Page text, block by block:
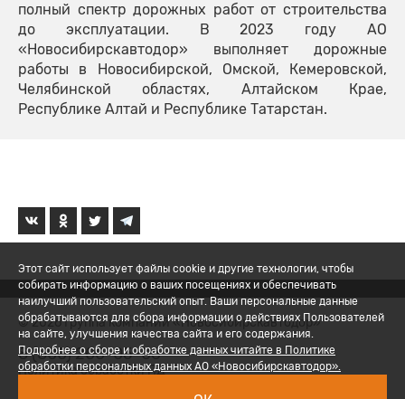
полный спектр дорожных работ от строительства
до эксплуатации. В 2023 году АО
«Новосибирскавтодор» выполняет дорожные
работы в Новосибирской, Омской, Кемеровской,
Челябинской областях, Алтайском Крае,
Республике Алтай и Республике Татарстан.
© 2026 Группа компаний «Новосибирскавтодор»
8 (800) 200-05-06
Политика обработки ПД
Этот сайт использует файлы cookie и другие технологии, чтобы
собирать информацию о ваших посещениях и обеспечивать
наилучший пользовательский опыт. Ваши персональные данные
обрабатываются для сбора информации о действиях Пользователей
на сайте, улучшения качества сайта и его содержания.
Подробнее о сборе и обработке данных читайте в Политике
обработки персональных данных АО «Новосибирскавтодор».